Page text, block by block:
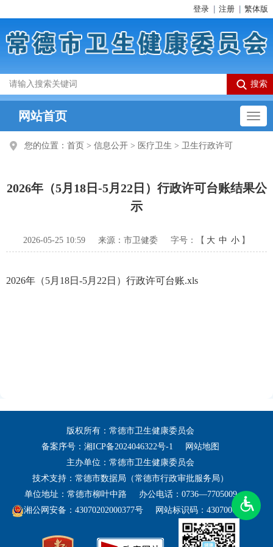
登录 注册 繁体版
网站首页
您的位置： 首页 > 信息公开 > 医疗卫生 > 卫生行政许可
2026年（5月18日-5月22日）行政许可台账结果公
示
2026-05-25 10:59 来源：市卫健委 字号：【 大 中 小 】
2026年（5月18日-5月22日）行政许可台账.xls
版权所有：常德市卫生健康委员会
备案序号： 湘ICP备2024046322号-1
网站地图
主办单位：常德市卫生健康委员会
技术支持：常德市数据局（常德市行政审批服务局）
单位地址：常德市柳叶中路
办公电话：0736—7705009
湘公网安备：43070202000377号
网站标识码：4307000031